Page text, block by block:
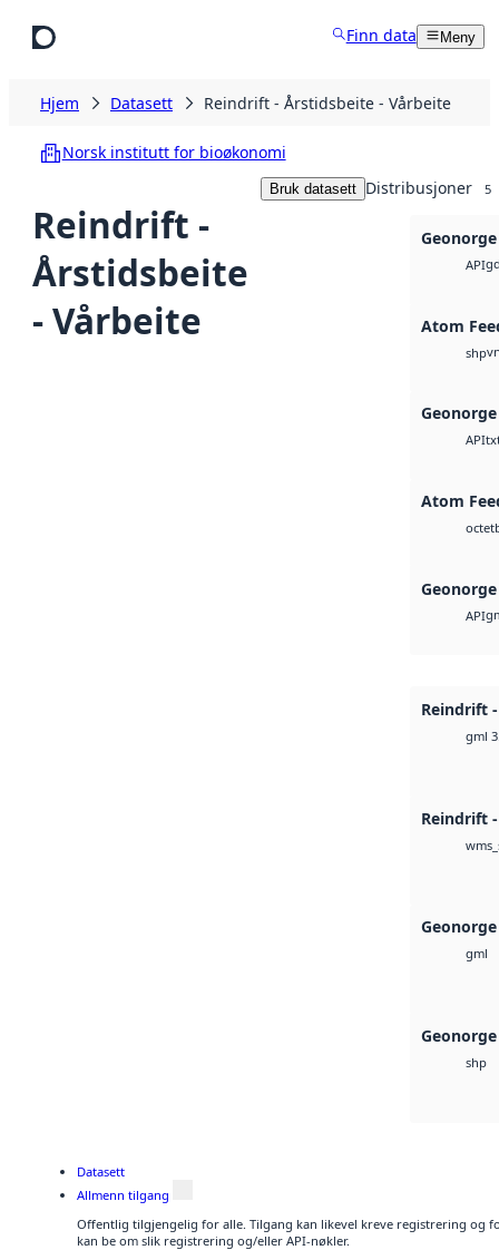
Finn data Meny
Hjem Datasett Reindrift - Årstidsbeite - Vårbeite
Norsk institutt for bioøkonomi
Reindrift -
Årstidsbeite
- Vårbeite
Bruk datasett Distribusjoner 5
API
Atom
shp
API
Atom
octet
API
Reindrift
gml
Reindrift
gml
shp
Datasett
Allmenn tilgang
Offentlig tilgjengelig for alle. Tilgang kan likevel kreve registrering og
kan be om slik registrering og/eller API-nøkler.